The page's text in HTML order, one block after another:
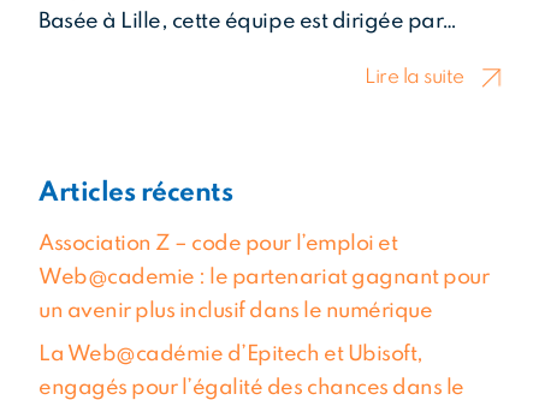
Basée à Lille, cette équipe est dirigée par…
Lire la suite
Articles récents
Association Z – code pour l’emploi et
Web@cademie : le partenariat gagnant pour
un avenir plus inclusif dans le numérique
La Web@cadémie d’Epitech et Ubisoft,
engagés pour l’égalité des chances dans le